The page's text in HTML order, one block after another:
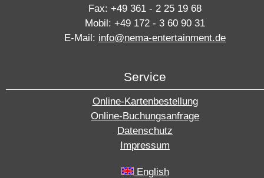
Fax: +49 361 - 2 25 19 68
Mobil: +49 172 - 3 60 90 31
E-Mail: info@nema-entertainment.de
Service
Online-Kartenbestellung
Online-Buchungsanfrage
Datenschutz
Impressum
English